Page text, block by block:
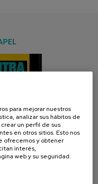
para mejorar nuestros
analizar sus hábitos de
un perfil de sus
en otros sitios. Esto nos
ofrecemos y obtener
interés,
web y su seguridad.